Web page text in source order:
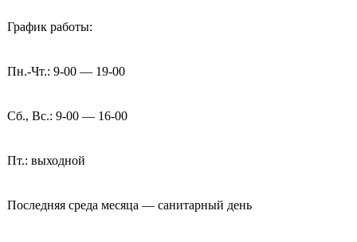
График работы:
Пн.-Чт.: 9-00 — 19-00
Сб., Вс.: 9-00 — 16-00
Пт.: выходной
Последняя среда месяца — санитарный день